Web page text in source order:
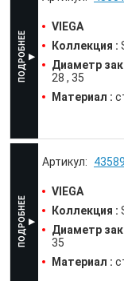
VIEGA
Коллекция :
Диаметр
28
35
Материал :
VIEGA
Коллекция :
Диаметр
35
Материал :